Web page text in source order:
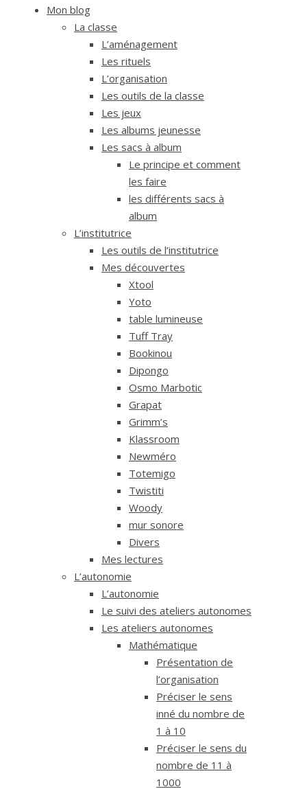
Mon blog
La classe
L’aménagement
Les rituels
L’organisation
Les outils de la classe
Les jeux
Les albums jeunesse
Les sacs à album
Le principe et comment
les faire
les différents sacs à
album
L’institutrice
Les outils de l’institutrice
Mes découvertes
Xtool
Yoto
table lumineuse
Tuff Tray
Bookinou
Dipongo
Osmo Marbotic
Grapat
Grimm’s
Klassroom
Newméro
Totemigo
Twistiti
Woody
mur sonore
Divers
Mes lectures
L’autonomie
L’autonomie
Le suivi des ateliers autonomes
Les ateliers autonomes
Mathématique
Présentation de
l’organisation
Préciser le sens
inné du nombre de
1 à 10
Préciser le sens du
nombre de 11 à
1000